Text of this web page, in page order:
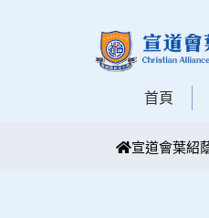
首頁
宣道會葉紹